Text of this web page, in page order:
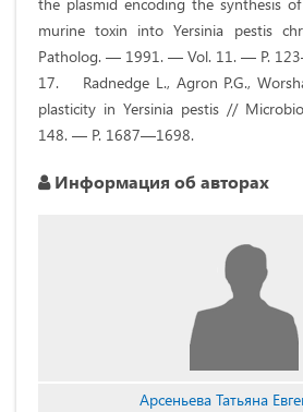
the plasmid encoding the synthesis
murine toxin into Yersinia pestis
Patholog. — 1991. — Vol. 11. — P.
17. Radnedge L., Agron P.G.,
plasticity in Yersinia pestis //
148. — P. 1687—1698.
Информация об авторах
Арсеньева Татьяна